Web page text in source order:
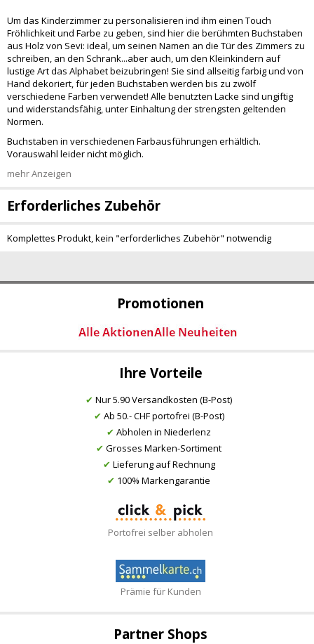
Promotionen
Ihre Vorteile
✔ Nur 5.90 Versandkosten (B-Post)
✔ Ab 50.- CHF portofrei (B-Post)
✔ Abholen in Niederlenz
✔ Grosses Marken-Sortiment
✔ Lieferung auf Rechnung
✔ 100% Markengarantie
Portofrei selber abholen
Prämie für Kunden
Um das Kinderzimmer zu personalisieren ind ihm einen Touch
Fröhlichkeit und Farbe zu geben, sind hier die berühmten Buchstaben
aus Holz von Sevi: ideal, um seinen Namen an die Tür des Zimmers zu
schreiben, an den Schrank...aber auch, um den Kleinkindern auf
lustige Art das Alphabet beizubringen! Sie sind allseitig farbig und von
Hand dekoriert, für jeden Buchstaben werden bis zu zwölf
verschiedene Farben verwendet! Alle benutzten Lacke sind ungiftig
und widerstandsfähig, unter Einhaltung der strengsten geltenden
Normen.
Buchstaben in verschiedenen Farbausführungen erhältlich.
Vorauswahl leider nicht möglich.
mehr Anzeigen
Erforderliches Zubehör
Komplettes Produkt, kein "erforderliches Zubehör" notwendig
Partner Shops